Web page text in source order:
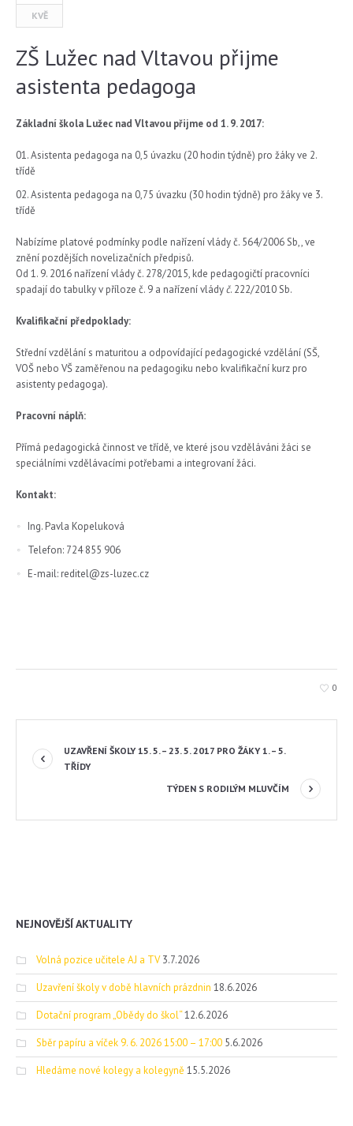
KVĚ
ZŠ Lužec nad Vltavou přijme
asistenta pedagoga
Základní škola Lužec nad Vltavou přijme od 1. 9. 2017:
Asistenta pedagoga na 0,5 úvazku (20 hodin týdně) pro žáky ve 2.
třídě
Asistenta pedagoga na 0,75 úvazku (30 hodin týdně) pro žáky ve 3.
třídě
Nabízíme platové podmínky podle nařízení vlády č. 564/2006 Sb,, ve
znění pozdějších novelizačních předpisů.
Od 1. 9. 2016 nařízení vlády č. 278/2015, kde pedagogičtí pracovníci
spadají do tabulky v příloze č. 9 a nařízení vládyč. 222/2010 Sb.
Kvalifikační předpoklady:
Střední vzdělání s maturitou a odpovídající pedagogické vzdělání (SŠ,
VOŠ nebo VŠ zaměřenou na pedagogiku nebo kvalifikační kurz pro
asistenty pedagoga).
Pracovní náplň:
Přímá pedagogická činnost ve třídě, ve které jsou vzděláváni žáci se
speciálními vzdělávacími potřebami a integrovaní žáci.
Kontakt:
Ing. Pavla Kopeluková
Telefon: 724 855 906
E-mail: reditel@zs-luzec.cz
0
UZAVŘENÍ ŠKOLY 15. 5. – 23. 5. 2017 PRO ŽÁKY 1. – 5.
TŘÍDY
TÝDEN S RODILÝM MLUVČÍM
NEJNOVĚJŠÍ AKTUALITY
Volná pozice učitele AJ a TV 3.7.2026
Uzavření školy v době hlavních prázdnin 18.6.2026
Dotační program „Obědy do škol“12.6.2026
Sběr papíru a víček 9. 6. 2026 15:00 – 17:00 5.6.2026
Hledáme nové kolegy a kolegyně 15.5.2026